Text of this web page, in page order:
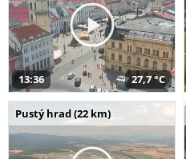
13:36 27,7 °C
Pustý hrad (22 km)